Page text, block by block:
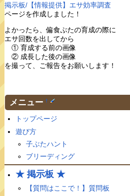
掲示板/【情報提供】エサ効率調査
ページを作成しました！
よかったら、偏食ぶたの育成の際に
エサ回数を出してから
① 育成する前の画像
② 成長した後の画像
を撮って、ご報告をお願いします！
メニュー †
トップページ
遊び方
子ぶたハント
ブリーディング
★ 掲示板 ★
【質問はここで！】質問板